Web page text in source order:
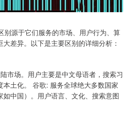
别源于它们服务的市场、用户行为、算
差异。以下是主要区别的详细分析：
市场。用户主要是中文母语者，搜索习
土化。 谷歌: 服务全球绝大多数国家
中国）。用户语言、文化、搜索意图